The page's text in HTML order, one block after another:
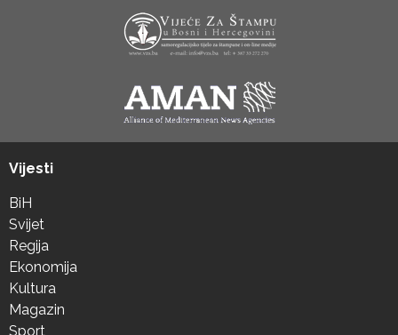
Vijesti
BiH
Svijet
Regija
Ekonomija
Kultura
Magazin
Sport